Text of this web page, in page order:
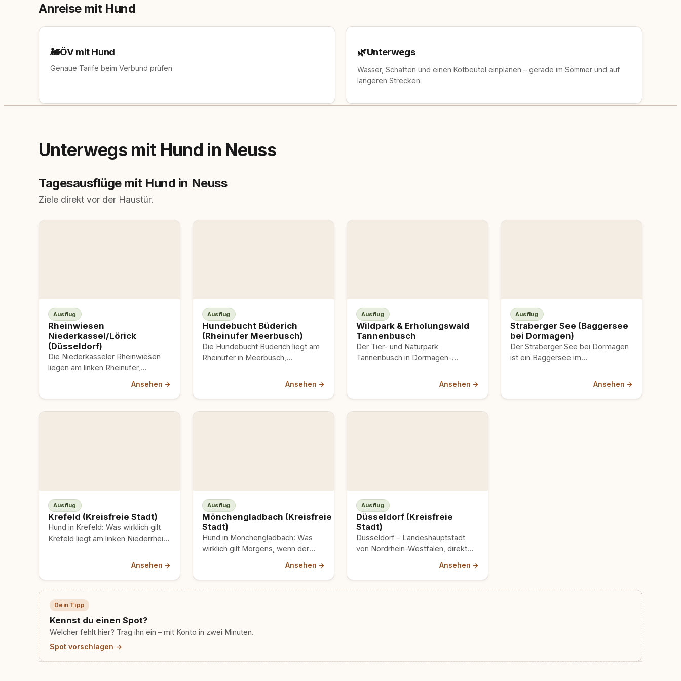
Anreise mit Hund
🚂ÖV mit Hund
Genaue Tarife beim Verbund prüfen.
🌿Unterwegs
Wasser, Schatten und einen Kotbeutel einplanen – gerade im Sommer und auf
längeren Strecken.
Unterwegs mit Hund in Neuss
Tagesausflüge mit Hund in Neuss
Ziele direkt vor der Haustür.
Ausflug
Rheinwiesen
Niederkassel/Lörick
(Düsseldorf)
Die Niederkasseler Rheinwiesen
liegen am linken Rheinufer,
zwischen der Theodor-Heuss-
Visit Düsseldorf beschreibt sie…
Ansehen →
Ausflug
Hundebucht Büderich
(Rheinufer Meerbusch)
Die Hundebucht Büderich liegt am
Rheinufer in Meerbusch,
Place-Seite verortet sie als
Meerbusch-Büderich“…
Ansehen →
Ausflug
Wildpark & Erholungswald
Tannenbusch
Der Tier- und Naturpark
Tannenbusch in Dormagen-
und steckt voll: Wildfreigehege,
Sportpfade.…
Ansehen →
Ausflug
Straberger See (Baggersee
bei Dormagen)
Der Straberger See bei Dormagen
ist ein Baggersee im
Straberger See – mit demAnsehen →
Ausflug
Krefeld (Kreisfreie Stadt)
Hund in Krefeld: Was wirklich gilt
Krefeld liegt am linken Niederrhein,
Ansehen →
Ausflug
Mönchengladbach (Kreisfreie
Stadt)
Hund in Mönchengladbach: Was
wirklich gilt Morgens, wenn der
Ansehen →
Ausflug
Düsseldorf (Kreisfreie
Stadt)
Düsseldorf – Landeshauptstadt
von Nordrhein-Westfalen, direkt
Ansehen →
Dein Tipp
Kennst du einen Spot?
Welcher fehlt hier? Trag ihn ein – mit Konto in zwei Minuten.
Spot vorschlagen →